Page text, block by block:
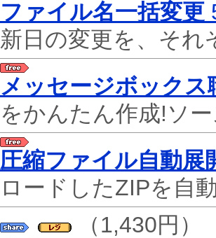
ファイル名一括変更
新日の変更を、そ
メッセージボックス
をかんたん作成!ソ
圧縮ファイル自動展
ロードしたZIPを自
（1,430円）